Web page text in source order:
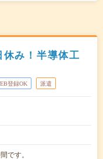
み！半導体工
登録OK 派遣
です。